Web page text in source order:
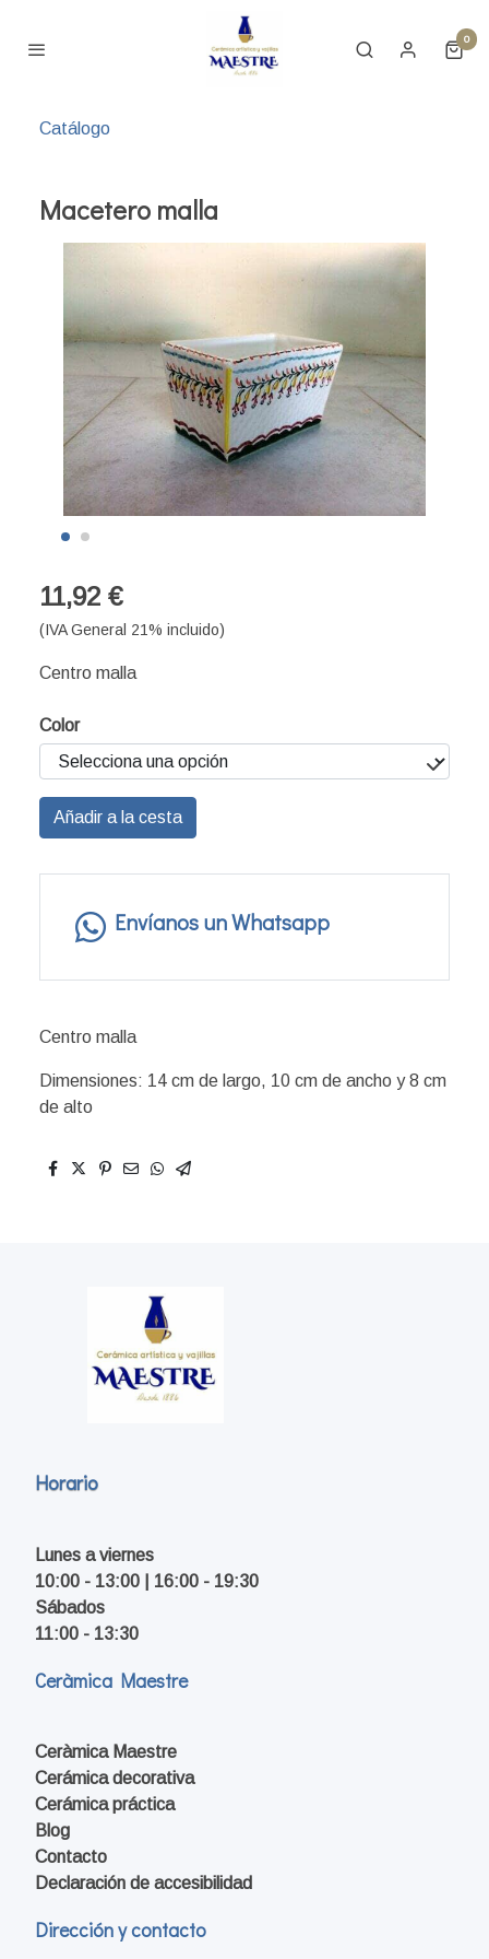
0
Catálogo
Macetero malla
11,92 €
(IVA General 21% incluido)
Centro malla
Color
Añadir a la cesta
Envíanos un Whatsapp
Centro malla
Dimensiones: 14 cm de largo, 10 cm de ancho y 8 cm
de alto
Horario
Lunes a viernes
10:00 - 13:00 | 16:00 - 19:30
Sábados
11:00 - 13:30
Ceràmica Maestre
Ceràmica Maestre
Cerámica decorativa
Cerámica práctica
Blog
Contacto
Declaración de accesibilidad
Dirección y contacto